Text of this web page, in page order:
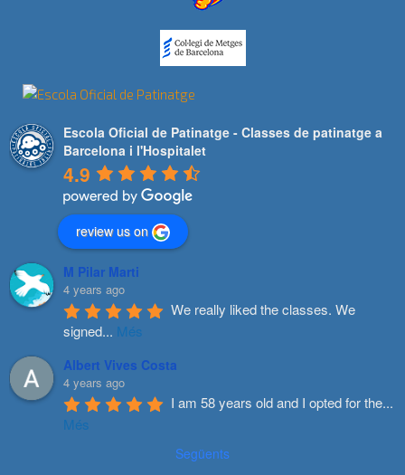
Escola Oficial de Patinatge - Classes de patinatge a
Barcelona i l'Hospitalet
4.9
review us on
M Pilar Marti
4 years ago
We really liked the classes. We
signed... Més
Albert Vives Costa
4 years ago
I am 58 years old and I opted for the...
Més
Següents